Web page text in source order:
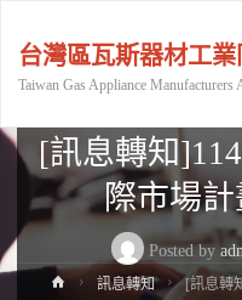
台灣區瓦斯器材工
Taiwan Gas Appliance Manufacturers
[訊息轉知
際市場
Posted by
Home訊息轉知
[訊息轉